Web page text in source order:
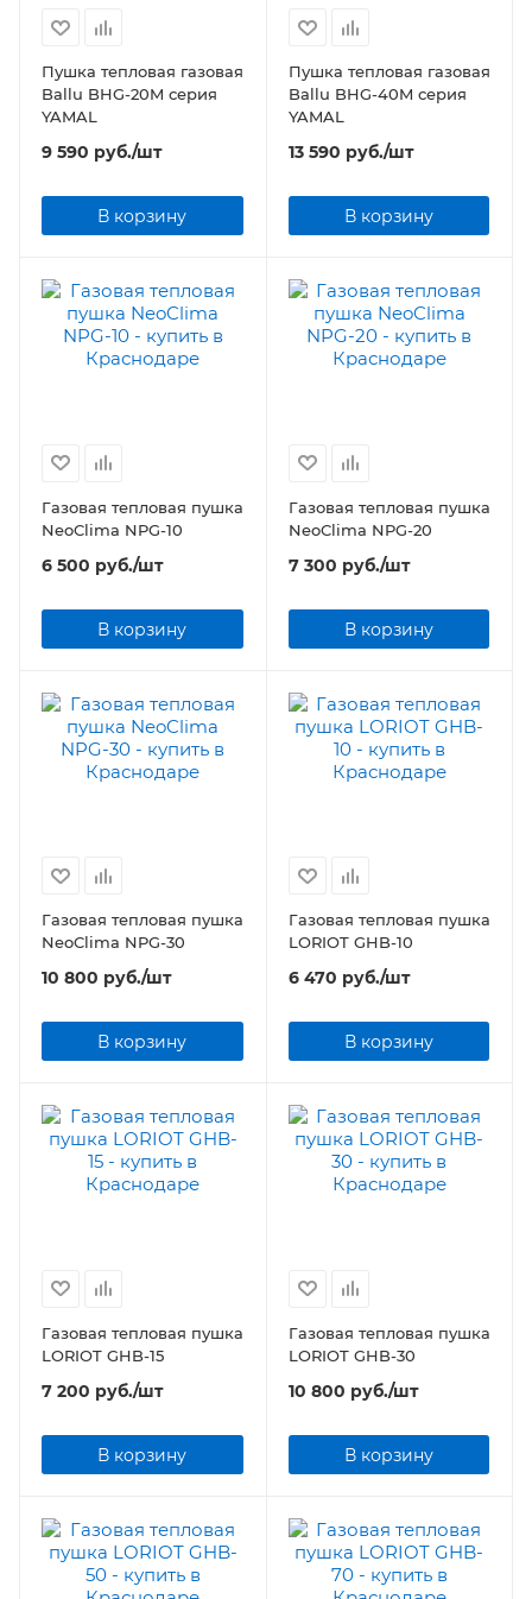
Пушка тепловая газовая
Ballu BHG-20M серия
YAMAL
9 590 руб./шт
В корзину
Пушка тепловая газовая
Ballu BHG-40M серия
YAMAL
13 590 руб./шт
В корзину
Газовая тепловая пушка
NeoClima NPG-10
6 500 руб./шт
В корзину
Газовая тепловая пушка
NeoClima NPG-20
7 300 руб./шт
В корзину
Газовая тепловая пушка
NeoClima NPG-30
10 800 руб./шт
В корзину
Газовая тепловая пушка
LORIOT GHB-10
6 470 руб./шт
В корзину
Газовая тепловая пушка
LORIOT GHB-15
7 200 руб./шт
В корзину
Газовая тепловая пушка
LORIOT GHB-30
10 800 руб./шт
В корзину